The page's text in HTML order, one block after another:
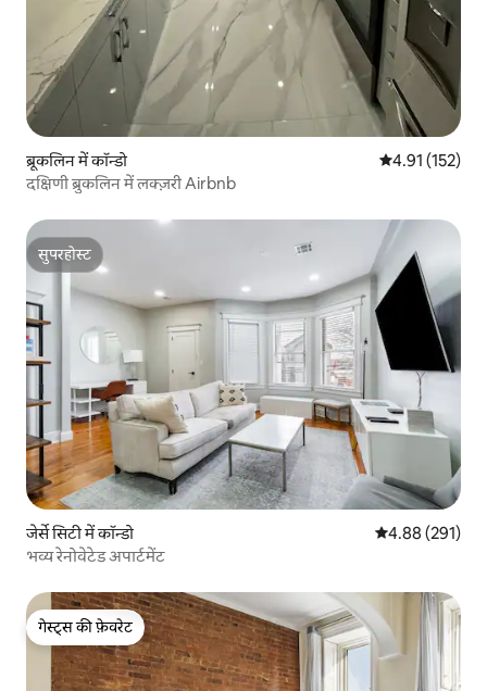
ब्रूकलिन में कॉन्डो औसत रेटिंग 5 में से
4.91 (152)
दक्षिणी ब्रुकलिन में लक्ज़री Airbnb
सुपरहोस्ट
सुपरहोस्ट
जेर्से सिटी में कॉन्डो औसत रेटिंग 5 में से
4.88 (291)
भव्य रेनोवेटेड अपार्टमेंट
गेस्ट्स की फ़ेवरेट
गेस्ट्स की फ़ेवरेट